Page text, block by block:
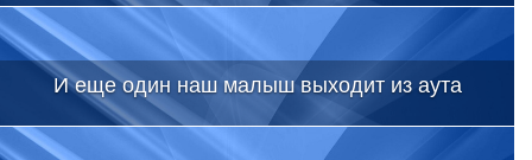
И еще один наш малыш выходит из аута